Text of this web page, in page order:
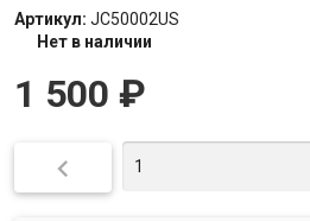
Артикул: JC50002US
Нет в наличии
1 500 ₽
